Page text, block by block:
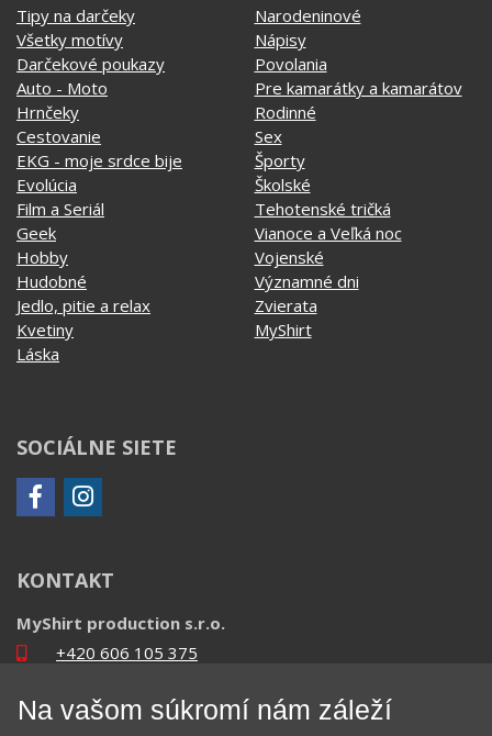
Tipy na darčeky
Všetky motívy
Darčekové poukazy
Auto - Moto
Hrnčeky
Cestovanie
EKG - moje srdce bije
Evolúcia
Film a Seriál
Geek
Hobby
Hudobné
Jedlo, pitie a relax
Kvetiny
Láska
Narodeninové
Nápisy
Povolania
Pre kamarátky a kamarátov
Rodinné
Sex
Športy
Školské
Tehotenské tričká
Vianoce a Veľká noc
Vojenské
Významné dni
Zvierata
MyShirt
SOCIÁLNE SIETE
KONTAKT
MyShirt production s.r.o.
+420 606 105 375
Na vašom súkromí nám záleží